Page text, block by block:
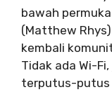
bawah
(Matthew
kembali
Tidak ada Wi-
terputus-putus